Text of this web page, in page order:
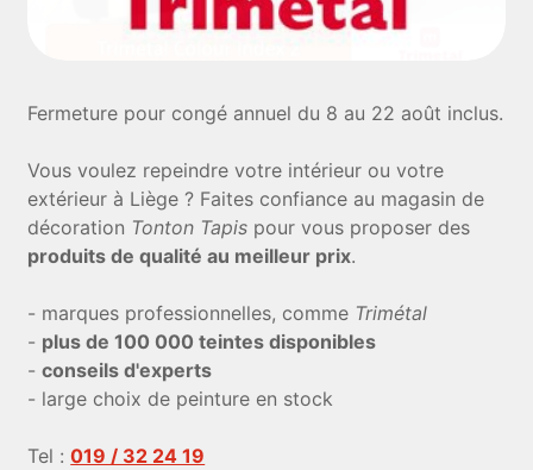
Fermeture pour congé annuel du 8 au 22 août inclus.
Vous voulez repeindre votre intérieur ou votre
extérieur à Liège ? Faites confiance au magasin de
décoration Tonton Tapis pour vous proposer des
produits de qualité au meilleur prix.
- marques professionnelles, comme Trimétal
- plus de 100 000 teintes disponibles
-conseils d'experts
- large choix de peinture en stock
Tel :019 / 32 24 19